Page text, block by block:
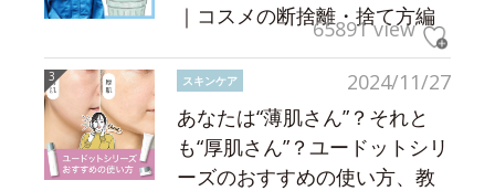
｜コスメの断捨離・捨て方編
65891 view
2024/11/27
スキンケア
あなたは“薄肌さん”？それと
も“厚肌さん”？ユードットシリ
ーズのおすすめの使い方、教